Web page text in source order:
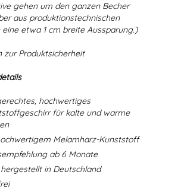
gehen um den ganzen Becher
aus produktionstechnischen
eine etwa 1 cm breite Aussparung.)
zur Produktsicherheit
hochwertiges
für kalte und warme
Melamharz-Kunststoff
ab 6 Monate
hergestellt in Deutschland